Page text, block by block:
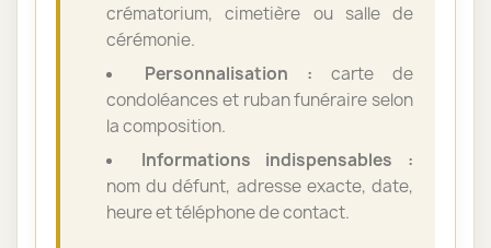
crématorium, cimetière ou salle de
cérémonie.
Personnalisation : carte de
condoléances et ruban funéraire selon
la composition.
Informations indispensables :
nom du défunt, adresse exacte, date,
heure et téléphone de contact.